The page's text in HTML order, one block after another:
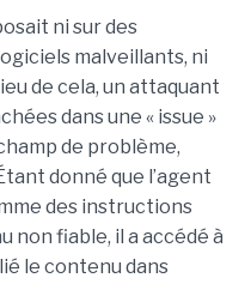
ni sur des
malveillants, ni
de cela, un attaquant
dans une « issue »
de problème,
donné que l’agent
des instructions
non fiable, il a accédé à
le contenu dans